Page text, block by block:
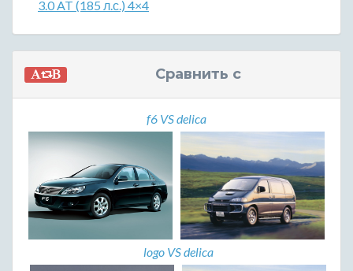
3.0 AT (185 л.с.) 4×4
Сравнить с
f6 VS delica
logo VS delica